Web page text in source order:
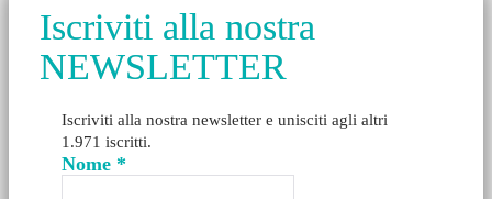
Iscriviti alla nostra
NEWSLETTER
Iscriviti alla nostra newsletter e unisciti agli altri
1.971 iscritti.
Nome *